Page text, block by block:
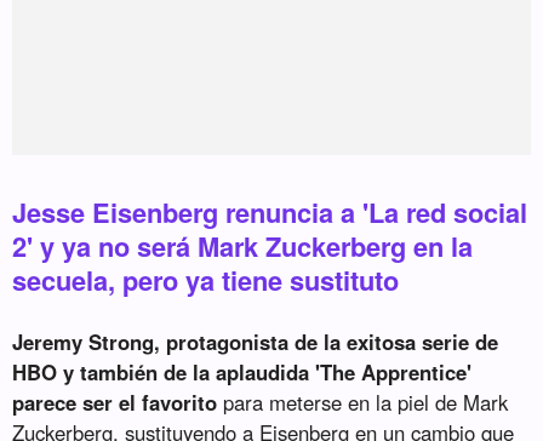
Jesse Eisenberg renuncia a 'La red social
2' y ya no será Mark Zuckerberg en la
secuela, pero ya tiene sustituto
Jeremy Strong, protagonista de la exitosa serie de
HBO y también de la aplaudida 'The Apprentice'
parece ser el favorito para meterse en la piel de Mark
Zuckerberg, sustituyendo a Eisenberg en un cambio que